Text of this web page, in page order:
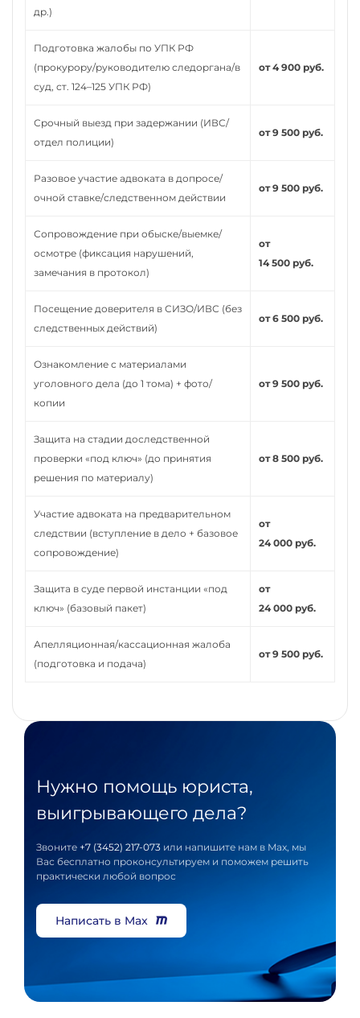
др.)
Подготовка жалобы по УПК РФ
(прокурору/руководителю следоргана/в
суд, ст. 124–125 УПК РФ)
от 4 900 руб.
Срочный выезд при задержании (ИВС/
отдел полиции)
от 9 500 руб.
Разовое участие адвоката в допросе/
очной ставке/следственном действии
от 9 500 руб.
Сопровождение при обыске/выемке/
осмотре (фиксация нарушений,
замечания в протокол)
от
14 500 руб.
Посещение доверителя в СИЗО/ИВС (без
следственных действий)
от 6 500 руб.
Ознакомление с материалами
уголовного дела (до 1 тома) + фото/
копии
от 9 500 руб.
Защита на стадии доследственной
проверки «под ключ» (до принятия
решения по материалу)
от 8 500 руб.
Участие адвоката на предварительном
следствии (вступление в дело + базовое
сопровождение)
от
24 000 руб.
Защита в суде первой инстанции «под
ключ» (базовый пакет)
от
24 000 руб.
Апелляционная/кассационная жалоба
(подготовка и подача)
от 9 500 руб.
Нужно помощь юриста,
выигрывающего дела?
Звоните +7 (3452) 217-073 или напишите нам в Max, мы
Вас бесплатно проконсультируем и поможем решить
практически любой вопрос
Написать в Max